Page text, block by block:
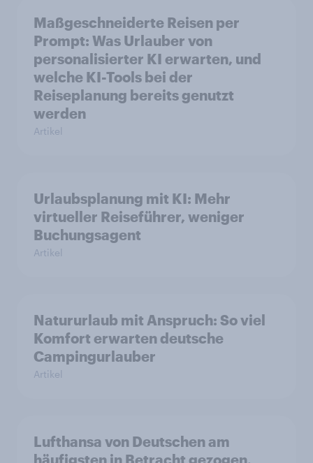
Maßgeschneiderte Reisen per
Prompt: Was Urlauber von
personalisierter KI erwarten, und
welche KI-Tools bei der
Reiseplanung bereits genutzt
werden
Artikel
Urlaubsplanung mit KI: Mehr
virtueller Reiseführer, weniger
Buchungsagent
Artikel
Natururlaub mit Anspruch: So viel
Komfort erwarten deutsche
Campingurlauber
Artikel
Lufthansa von Deutschen am
häufigsten in Betracht gezogen,